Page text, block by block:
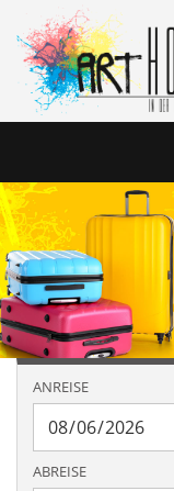
ANREISE
ABREISE